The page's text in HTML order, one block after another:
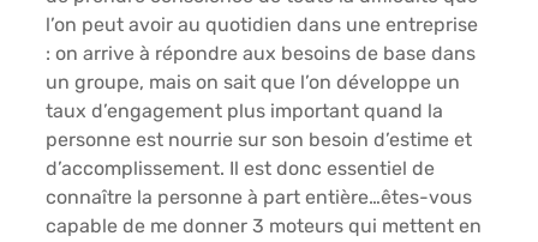
l’on peut avoir au quotidien dans une entreprise
: on arrive à répondre aux besoins de base dans
un groupe, mais on sait que l’on développe un
taux d’engagement plus important quand la
personne est nourrie sur son besoin d’estime et
d’accomplissement. Il est donc essentiel de
connaître la personne à part entière…êtes-vous
capable de me donner 3 moteurs qui mettent en